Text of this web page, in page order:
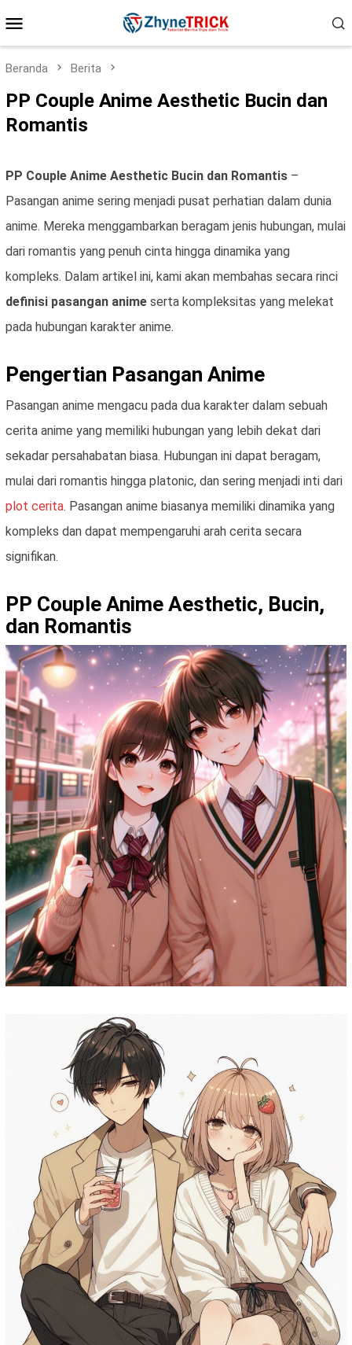
ke
Mobile
Beranda Berita
PP Couple Anime Aesthetic Bucin dan
Romantis
PP Couple Anime Aesthetic Bucin dan Romantis –
Pasangan anime sering menjadi pusat perhatian dalam dunia
anime. Mereka menggambarkan beragam jenis hubungan, mulai
dari romantis yang penuh cinta hingga dinamika yang
kompleks. Dalam artikel ini, kami akan membahas secara rinci
definisi pasangan anime serta kompleksitas yang melekat
pada hubungan karakter anime.
Pengertian Pasangan Anime
Pasangan anime mengacu pada dua karakter dalam sebuah
cerita anime yang memiliki hubungan yang lebih dekat dari
sekadar persahabatan biasa. Hubungan ini dapat beragam,
mulai dari romantis hingga platonic, dan sering menjadi inti dari
plot cerita. Pasangan anime biasanya memiliki dinamika yang
kompleks dan dapat mempengaruhi arah cerita secara
signifikan.
PP Couple Anime Aesthetic, Bucin,
dan Romantis